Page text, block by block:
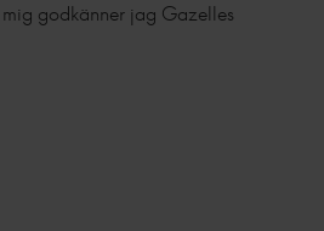
godkänner jag Gazelles